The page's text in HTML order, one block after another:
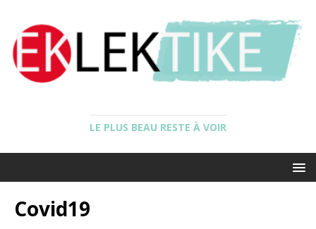
LE PLUS BEAU RESTE À VOIR
Covid19